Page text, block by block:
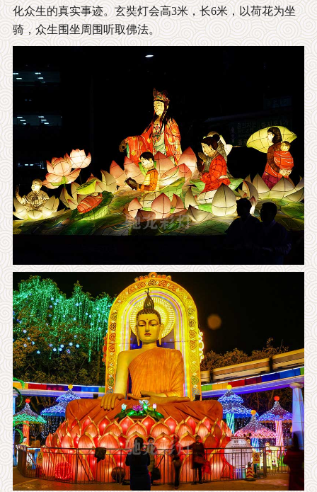
化众生的真实事迹。玄奘灯会高3米，长6米，以荷花为坐
骑，众生围坐周围听取佛法。